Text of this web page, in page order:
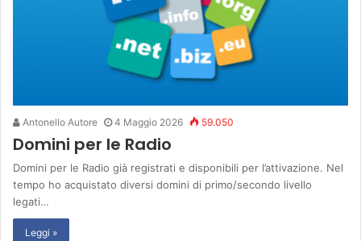
Antonello Autore 4 Maggio 2026 59.050
Domini per le Radio
Domini per le Radio già registrati e disponibili per l’attivazione. Nel
tempo ho acquistato diversi domini di primo/secondo livello
legati…
Leggi »